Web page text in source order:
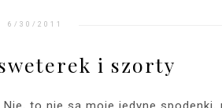
6/30/2011
i szorty